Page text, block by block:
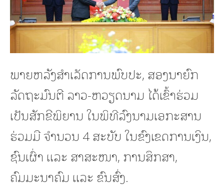
ພາຍຫລັງສໍາເລັດການພົບປະ, ສອງນາຍົກ
ລັດຖະມົນຕີ ລາວ-ຫວຽດນາມ ໄດ້ເຂົ້າຮ່ວມ
ເປັນສັກຂີພິຍານ ໃນພິທີລົງນາມເອກະສານ
ຮ່ວມມື ຈໍານວນ 4 ສະບັບ ໃນຂົງເຂດການເງິນ,
ຊົນເຜົ່າ ແລະ ສາສະໜາ, ການສຶກສາ,
ຄົມມະນາຄົມ ແລະ ຂົນສົ່ງ.